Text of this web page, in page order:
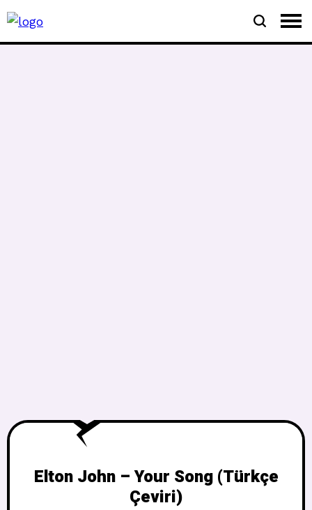
Elton John – Your Song (Türkçe
Çeviri)